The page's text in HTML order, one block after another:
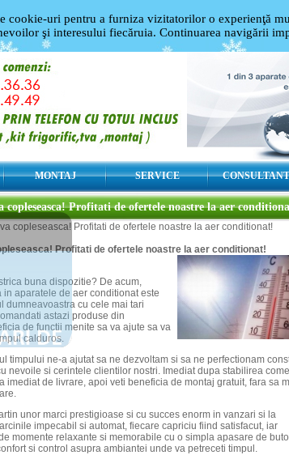
cookie-uri pentru a furniza vizitatorilor o experienţă
şi interesului fiecăruia. Continuarea navigării
MONTAJ SERVICE
copleseasca! Profitati de ofertele noastre la aer
copleseasca! Profitati de ofertele noastre la aer conditionat!
Profitati de ofertele noastre la aer conditionat!
buna dispozitie? De acum,
aparatele de aer conditionat este
dumneavoastra cu cele mai tari
astazi produse din
de functii menite sa va ajute sa va
calduros.
timpului ne-a ajutat sa ne dezvoltam si sa ne perfectionam
nevoile si cerintele clientilor nostri. Imediat dupa stabilirea
imediat de livrare, apoi veti beneficia de montaj gratuit, fara sa
unor marci prestigioase si cu succes enorm in vanzari si la
impecabil si automat, fiecare capriciu fiind satisfacut, iar
momente relaxante si memorabile cu o simpla apasare de
si control asupra ambiantei unde va petreceti timpul.